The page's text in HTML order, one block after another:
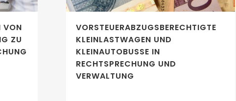
VON
ZU
VORSTEUERABZUGSBERECHTIGTE
KLEINLASTWAGEN UND
KLEINAUTOBUSSE IN
RECHTSPRECHUNG UND
VERWALTUNG